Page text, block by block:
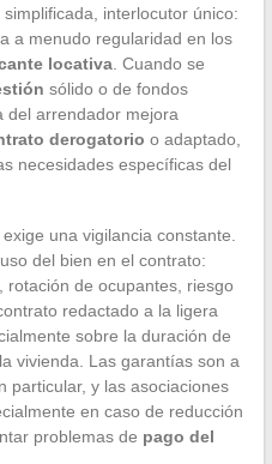
interlocutor único:
a menudo regularidad en los
locativa. Cuando se
sólido o de fondos
del arrendador mejora
derogatorio o adaptado,
necesidades específicas del
una vigilancia constante.
del bien en el contrato:
rotación de ocupantes, riesgo
redactado a la ligera
sobre la duración de
vivienda. Las garantías son a
particular, y las asociaciones
en caso de reducción
problemas de pago del